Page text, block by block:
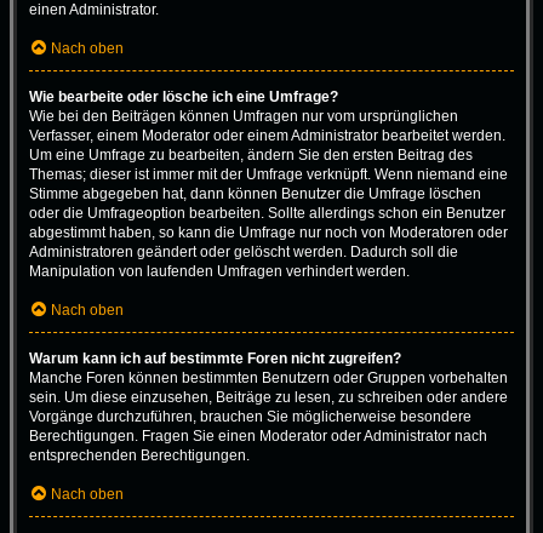
einen Administrator.
Nach oben
Wie bearbeite oder lösche ich eine Umfrage?
Wie bei den Beiträgen können Umfragen nur vom ursprünglichen
Verfasser, einem Moderator oder einem Administrator bearbeitet werden.
Um eine Umfrage zu bearbeiten, ändern Sie den ersten Beitrag des
Themas; dieser ist immer mit der Umfrage verknüpft. Wenn niemand eine
Stimme abgegeben hat, dann können Benutzer die Umfrage löschen
oder die Umfrageoption bearbeiten. Sollte allerdings schon ein Benutzer
abgestimmt haben, so kann die Umfrage nur noch von Moderatoren oder
Administratoren geändert oder gelöscht werden. Dadurch soll die
Manipulation von laufenden Umfragen verhindert werden.
Nach oben
Warum kann ich auf bestimmte Foren nicht zugreifen?
Manche Foren können bestimmten Benutzern oder Gruppen vorbehalten
sein. Um diese einzusehen, Beiträge zu lesen, zu schreiben oder andere
Vorgänge durchzuführen, brauchen Sie möglicherweise besondere
Berechtigungen. Fragen Sie einen Moderator oder Administrator nach
entsprechenden Berechtigungen.
Nach oben